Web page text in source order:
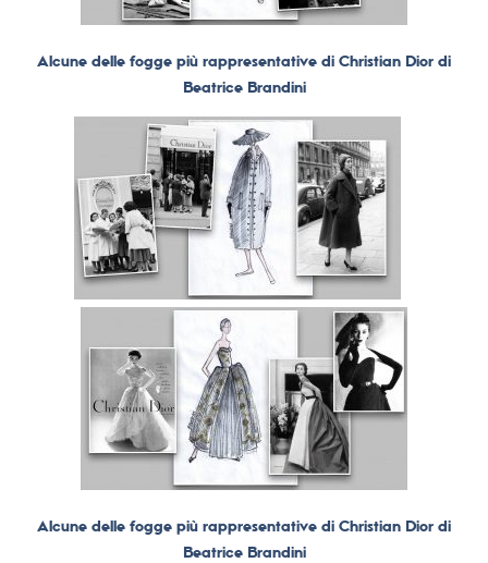
Alcune delle fogge più rappresentative di Christian Dior di
Beatrice Brandini
Alcune delle fogge più rappresentative di Christian Dior di
Beatrice Brandini